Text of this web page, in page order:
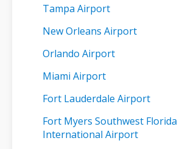
Tampa Airport
New Orleans Airport
Orlando Airport
Miami Airport
Fort Lauderdale Airport
Fort Myers Southwest Florida
International Airport